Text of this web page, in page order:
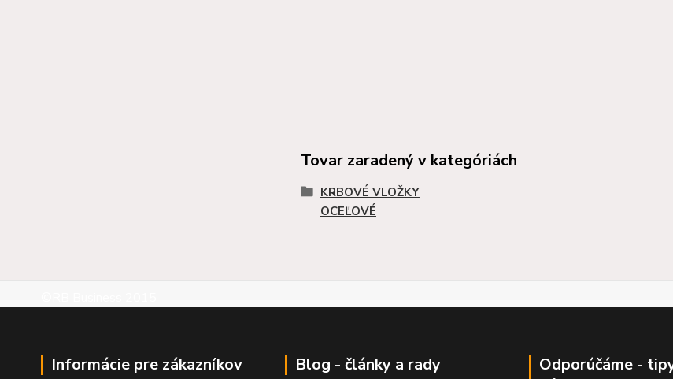
Tovar zaradený v kategóriách
KRBOVÉ VLOŽKY
OCEĽOVÉ
Informácie pre zákazníkov Blog - články a rady
Odporúčáme -